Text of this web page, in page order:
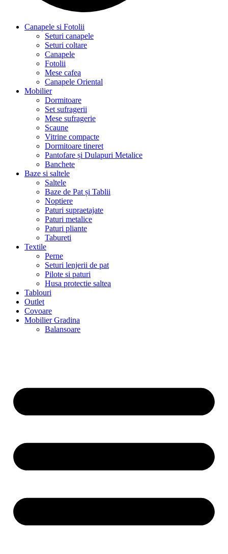
Canapele si Fotolii
Seturi canapele
Seturi coltare
Canapele
Fotolii
Mese cafea
Canapele Oriental
Mobilier
Dormitoare
Set sufragerii
Mese sufragerie
Scaune
Vitrine compacte
Dormitoare tineret
Pantofare și Dulapuri Metalice
Banchete
Baze si saltele
Saltele
Baze de Pat și Tablii
Noptiere
Paturi supraetajate
Paturi metalice
Paturi pliante
Tabureti
Textile
Perne
Seturi lenjerii de pat
Pilote si paturi
Husa protectie saltea
Tablouri
Outlet
Covoare
Mobilier Gradina
Balansoare